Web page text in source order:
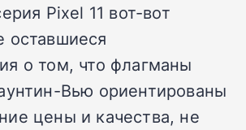
Pixel 11 вот-вот
оставшиеся
о том, что флагманы
Вью ориентированы
цены и качества, не